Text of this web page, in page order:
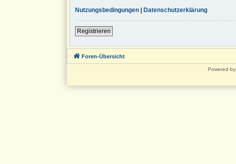
Nutzungsbedingungen | Datenschutzerklärung
Registrieren
Foren-Übersicht
Powered by